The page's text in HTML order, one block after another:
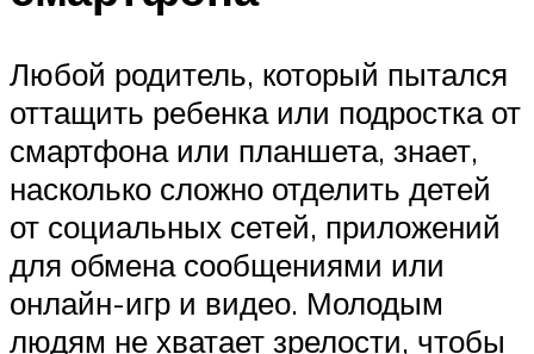
Любой родитель, который пытался
оттащить ребенка или подростка от
смартфона или планшета, знает,
насколько сложно отделить детей
от социальных сетей, приложений
для обмена сообщениями или
онлайн-игр и видео. Молодым
людям не хватает зрелости, чтобы